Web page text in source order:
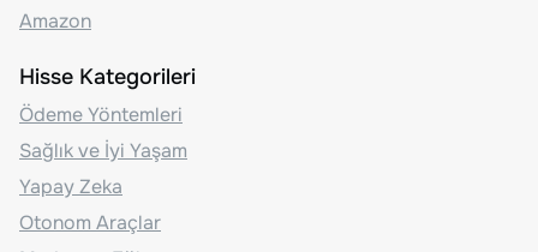
Amazon
Hisse Kategorileri
Ödeme Yöntemleri
Sağlık ve İyi Yaşam
Yapay Zeka
Otonom Araçlar